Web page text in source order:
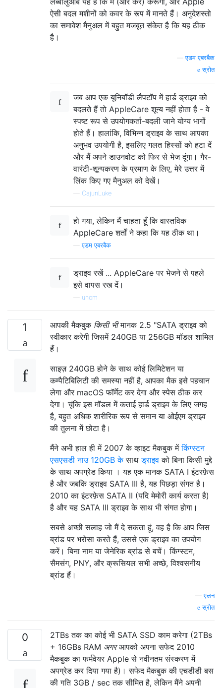
ऐसी बदल मशीनों को कवर के रूप में मानते हैं। अनुदेशस्तो
का समावेश मैनुअल में बहुत मजबूत संकेत है कि यह ठीक
है।
—एडम एबरबैक
स्रोत
जब आप एक यूनिबॉडी लैपटॉप में हार्ड ड्राइव को
बदलते हैं तो AppleCare शून्य नहीं होता है - वे
स्पष्ट रूप से उपयोगकर्ता-बदली जाने योग्य भागों
होते हैं। हालांकि, विभिन्न ड्राइव के साथ आपका
अनुभव उपयोगी है, इसलिए गलत हिस्सों को हटा दें
और मैं अपने डाउनवोट को फिर से भेज दूंगा। गैर-
वारंटी-शून्यकरण के प्रमाण के लिए, मेरे उत्तर में
लिंक किए गए मैनुअल को देखें।
— CajunLuke
हो गया, लेकिन मैं चाहता हूँ कि वास्तविक
AppleCare शर्तों ने कहा कि यह ठीक था।
—एडम एबरबैक
ड्राइव रखें ... AppleCare पर भेजने से पहले
इसे वापस रख दें।
unom
1 आपकी मैकबुक किसी भीमानक 2.5 "SATA ड्राइव को
स्वीकार करेगी जिसमें 240GB या 256GB मॉडल शामिल
हैं।
साइज़ 240GB होने के साथ कोई लिमिटेशन या
कम्पैटिबिलिटी की समस्या नहीं है, आपका मैक इसे पहचान
लेगा और macOS फॉर्मेट कर देगा और स्पेस ठीक कर
देगा। चूंकि इस मॉडल में कताई हार्ड ड्राइव के लिए जगह
है, बहुत अधिक शारीरिक रूप से समान या ओईएम ड्राइव
की तुलना में छोटा है।
मैंने अभी हाल ही में 2007 के व्हाइट मैकबुक मेंकिंग्स्टन
एसएसडी नाउ 120GB केसाथड्राइव को बिना किसी मुद्दे
के साथ अपग्रेड किया । यह एक मानक SATA I इंटरफ़ेस
है और जबकि ड्राइव SATA III है, यह पिछड़ा संगत है।
2010 का इंटरफ़ेस SATA II (यदि मेमोरी कार्य करता है)
है और यह SATA III ड्राइव के साथ भी संगत होगा।
सबसे अच्छी सलाह जो मैं दे सकता हूं, वह है कि आप जिस
ब्रांड पर भरोसा करते हैं, उससे एक ड्राइव का उपयोग
करें। बिना नाम या जेनेरिक ब्रांड से बचें। किंग्स्टन,
सैमसंग, PNY, और क्रूसियल सभी अच्छे, विश्वसनीय
ब्रांड हैं।
—एलन
स्रोत
0
2TBs तक का कोई भी SATA SSD काम करेगा (2TBs
+ 16GBs RAM अगरआपको अपना सफेद 2010
मैकबुक का फर्मवेयर Apple से नवीनतम संस्करण में
अपग्रेड कर दिया गया है)। सफेद मैकबुक की एचडीडी बस
की गति 3GB / sec तक सीमित है, लेकिन मैंने अपनी